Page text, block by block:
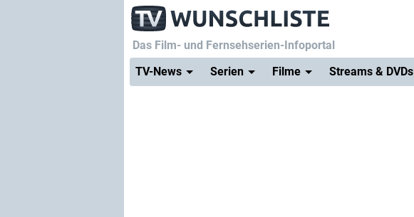
Das Film- und Fernsehserien-Infoportal
TV-News
Serien Filme Streams & DVDs